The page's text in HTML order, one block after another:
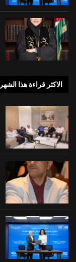
الاكثر قراءة هذا الشهر